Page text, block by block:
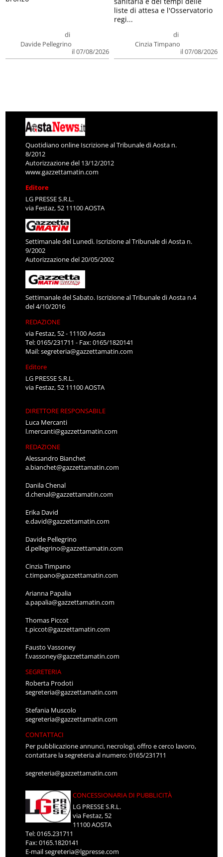
di
Davide Pellegrino
il 07/08/2026
di
Cinzia Timpano
il 07/08/2026
liste di attesa e l'Osservatorio
regi...
Quotidiano online Iscrizione al Tribunale di Aosta n.
8/2012
Autorizzazione del 13/12/2012
www.gazzettamatin.com
Editore
LG PRESSE S.R.L.
via Festaz, 52 11100 AOSTA
Settimanale del Lunedì. Iscrizione al Tribunale di Aosta n.
9/2002
Autorizzazione del 20/05/2002
Settimanale del Sabato. Iscrizione al Tribunale di Aosta n.4
del 4/10/2016
REDAZIONE
via Festaz, 52 - 11100 Aosta
Tel: 0165/231711 - Fax: 0165/1820141
Mail:segreteria@gazzettamatin.com
Editore
LG PRESSE S.R.L.
via Festaz, 52 11100 AOSTA
DIRETTORE RESPONSABILE
Luca Mercanti
l.mercanti@gazzettamatin.com
REDAZIONE
Alessandro Bianchet
a.bianchet@gazzettamatin.com
Danila Chenal
d.chenal@gazzettamatin.com
Erika David
e.david@gazzettamatin.com
Davide Pellegrino
d.pellegrino@gazzettamatin.com
Cinzia Timpano
c.timpano@gazzettamatin.com
Arianna Papalia
a.papalia@gazzettamatin.com
Thomas Piccot
t.piccot@gazzettamatin.com
Fausto Vassoney
f.vassoney@gazzettamatin.com
SEGRETERIA
Roberta Prodoti
segreteria@gazzettamatin.com
Stefania Muscolo
segreteria@gazzettamatin.com
CONTATTACI
Per pubblicazione annunci, necrologi, offro e cerco lavoro,
contattare la segreteria al numero: 0165/231711
segreteria@gazzettamatin.com
CONCESSIONARIA DI PUBBLICITÀ
LG PRESSE S.R.L.
via Festaz, 52
11100 AOSTA
Tel: 0165.231711
Fax: 0165.1820141
E-mailsegreteria@lgpresse.com